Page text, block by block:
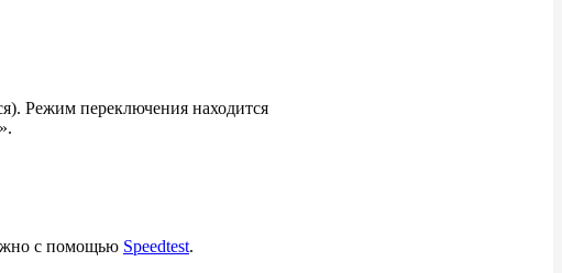
Режим переключения находится
с помощью Speedtest.